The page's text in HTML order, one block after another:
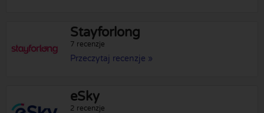
Stayforlong
7 recenzje
Przeczytaj recenzje »
eSky
2 recenzje